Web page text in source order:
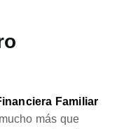
Familiar
más que